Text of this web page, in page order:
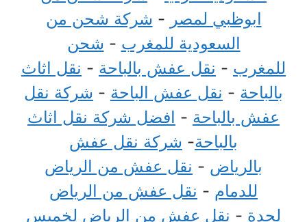
ابوظبي لمصر - شركة شحن من
السعودية للمغرب - شحن
للمغرب - نقل عفش بالباحة - نقل اثاث
بالباحة - نقل عفش الباحة - شركة نقل
عفش بالباحة - افضل شركة نقل اثاث
بالباحة- شركة نقل عفش
بالرياض - نقل عفش من الرياض
للدمام - نقل عفش من الرياض
لجدة - نقل عفش من الرياض لخميس